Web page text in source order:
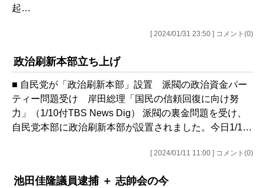
起…
[ 2024/01/31 23:50 ] コメント(0)
政治刷新本部立ち上げ
■ 自民党が「政治刷新本部」設置 派閥の政治資金パー
ティー問題受け 岸田総理「国民の信頼回復に向け努
力」（1/10付TBS News Dig） 派閥の裏金問題を受け、
自民党本部に政治刷新本部が設置されました。今日1/1…
[ 2024/01/11 11:00 ] コメント(0)
池田佳隆議員逮捕 ＋ 志帥会の今